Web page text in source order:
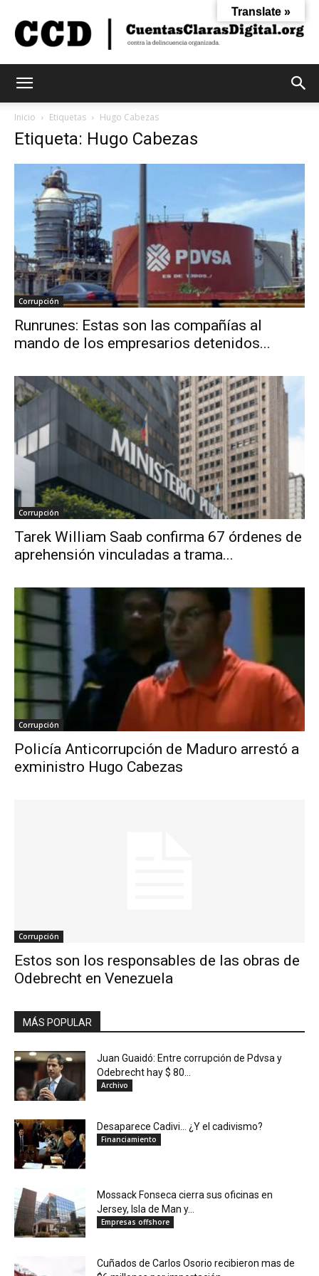
Digital
Inicio Etiquetas Hugo Cabezas
Etiqueta: Hugo Cabezas
Corrupción
Runrunes: Estas son las compañías al
mando de los empresarios detenidos...
Corrupción
Tarek William Saab confirma 67 órdenes de
aprehensión vinculadas a trama...
Corrupción
Policía Anticorrupción de Maduro arrestó a
exministro Hugo Cabezas
Corrupción
Estos son los responsables de las obras de
Odebrecht en Venezuela
MÁS POPULAR
Juan Guaidó: Entre corrupción de Pdvsa y
Odebrecht hay $ 80...
Archivo
Desaparece Cadivi… ¿Y el cadivismo?
Financiamiento
Mossack Fonseca cierra sus oficinas en
Jersey, Isla de Man y...
Empresas offshore
Cuñados de Carlos Osorio recibieron mas de
Translate »